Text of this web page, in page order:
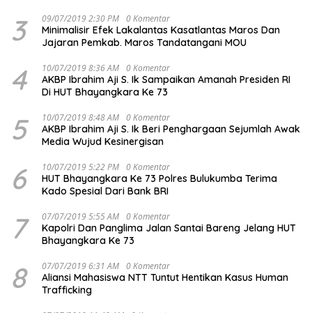
3 09/07/2019 2:30 PM 0 Komentar
Minimalisir Efek Lakalantas Kasatlantas Maros Dan
Jajaran Pemkab. Maros Tandatangani MOU
4 10/07/2019 8:36 AM 0 Komentar
AKBP Ibrahim Aji S. Ik Sampaikan Amanah Presiden RI
Di HUT Bhayangkara Ke 73
5 10/07/2019 8:48 AM 0 Komentar
AKBP Ibrahim Aji S. Ik Beri Penghargaan Sejumlah Awak
Media Wujud Kesinergisan
6 10/07/2019 5:22 PM 0 Komentar
HUT Bhayangkara Ke 73 Polres Bulukumba Terima
Kado Spesial Dari Bank BRI
7 07/07/2019 5:55 AM 0 Komentar
Kapolri Dan Panglima Jalan Santai Bareng Jelang HUT
Bhayangkara Ke 73
8 07/07/2019 6:31 AM 0 Komentar
Aliansi Mahasiswa NTT Tuntut Hentikan Kasus Human
Trafficking